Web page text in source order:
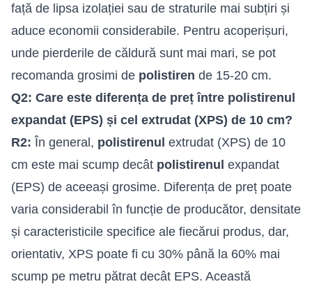
față de lipsa izolației sau de straturile mai subțiri și
aduce economii considerabile. Pentru acoperișuri,
unde pierderile de căldură sunt mai mari, se pot
recomanda grosimi de polistiren de 15-20 cm.
Q2: Care este diferența de preț între polistirenul
expandat (EPS) și cel extrudat (XPS) de 10 cm?
R2: În general, polistirenul extrudat (XPS) de 10
cm este mai scump decât polistirenul expandat
(EPS) de aceeași grosime. Diferența de preț poate
varia considerabil în funcție de producător, densitate
și caracteristicile specifice ale fiecărui produs, dar,
orientativ, XPS poate fi cu 30% până la 60% mai
scump pe metru pătrat decât EPS. Această